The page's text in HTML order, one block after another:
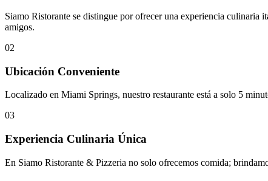
Siamo Ristorante se distingue por ofrecer una experiencia culinaria
amigos.
02
Ubicación Conveniente
Localizado en Miami Springs, nuestro restaurante está a solo 5
03
Experiencia Culinaria Única
En Siamo Ristorante & Pizzeria no solo ofrecemos comida;